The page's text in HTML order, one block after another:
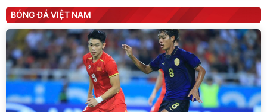
BÓNG ĐÁ VIỆT NAM